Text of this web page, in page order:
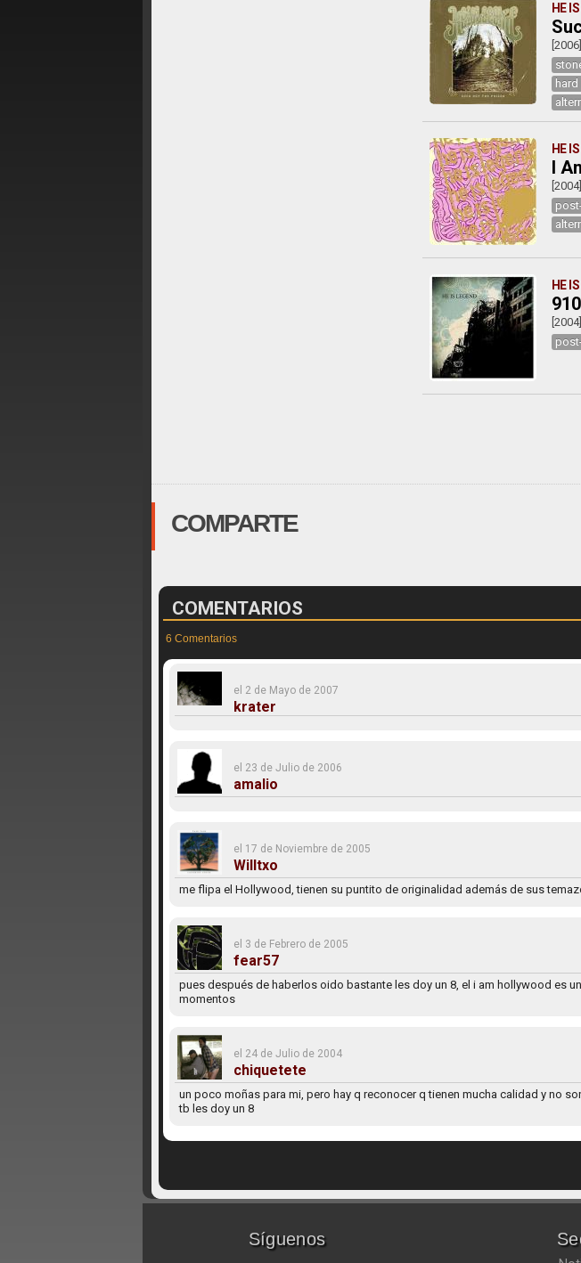
HE
[2006]
HE
I
[2004]
HE
[2004]
COMPARTE
COMENTARIOS
6 Comentarios
el 2 de Mayo de 2007
krater
el 23 de Julio de 2006
amalio
el 17 de Noviembre de 2005
Willtxo
me flipa el Hollywood, tienen su puntito de originalidad además de sus
el 3 de Febrero de 2005
fear57
pues después de haberlos oido bastante les doy un 8, el i am hollywood es
momentos
el 24 de Julio de 2004
chiquetete
un poco moñas para mi, pero hay q reconocer q tienen mucha calidad y no
tb les doy un 8
Síguenos